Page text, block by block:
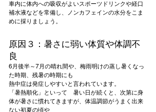
車内に体内への吸収がよいスポーツドリンクや経口
補水液などを常備し、ノンカフェインの水分をこま
めに採りましょう。
原因３：暑さに弱い体質や体調不
良
6月後半～7月の晴れ間や、梅雨明けの蒸し暑くなっ
た時期、残暑の時期にも
熱中症は発症しやすいと言われています。
「暑熱順化」といって　暑い日が続くと、次第に身
体が暑さに慣れてきますが、体温調節がうまく出来
ない初夏の頃や